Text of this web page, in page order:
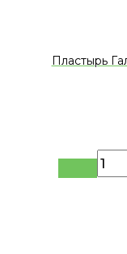
Пластырь